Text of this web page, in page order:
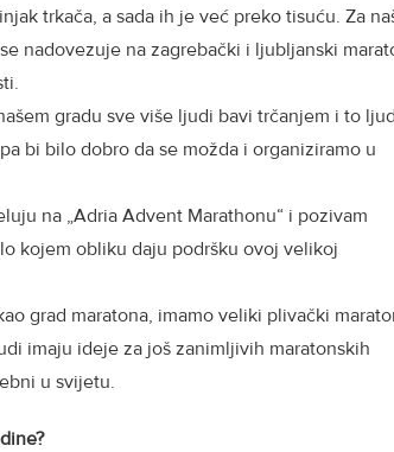
trkača, a sada ih je već preko tisuću. Za
nadovezuje na zagrebački i ljubljanski
gradu sve više ljudi bavi trčanjem i to
bi bilo dobro da se možda i organiziramo u
na „Adria Advent Marathonu“ i pozivam
kojem obliku daju podršku ovoj velikoj
grad maratona, imamo veliki plivački
imaju ideje za još zanimljivih maratonskih
u svijetu.